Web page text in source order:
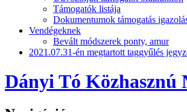
Támogatók listája
Dokumentumok támogatás
Vendégeknek
Bevált módszerek ponty, amur
2021.07.31-én megtartott taggyűlés
Dányi Tó